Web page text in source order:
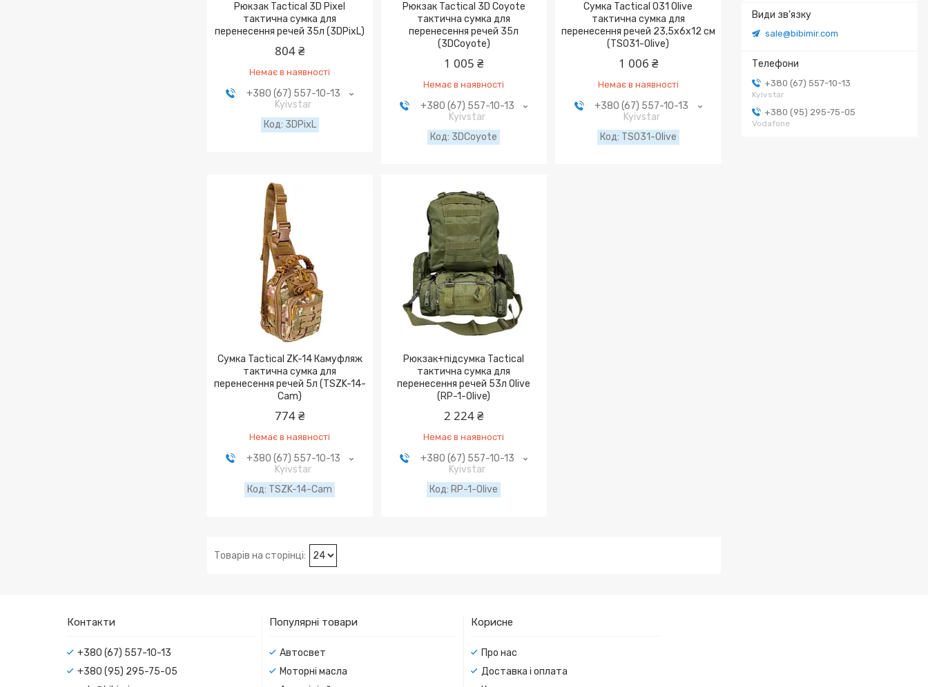
sale@bibimir.com
+380 (67) 557-10-13
Kyivstar
+380 (95) 295-75-05
Vodafone
Рюкзак Tactical 3D Pixel
тактична сумка для
перенесення речей 35л (3DPixL)
804 ₴
Немає в наявності
+380 (67) 557-10-13
Kyivstar
3DPixL
Рюкзак Tactical 3D Coyote
тактична сумка для
перенесення речей 35л
(3DCoyote)
1 005 ₴
Немає в наявності
+380 (67) 557-10-13
Kyivstar
3DCoyote
Сумка Tactical 031 Olive
тактична сумка для
перенесення речей 23,5х6х12 см
(TS031-Olive)
1 006 ₴
Немає в наявності
+380 (67) 557-10-13
Kyivstar
TS031-Olive
Сумка Tactical ZK-14 Камуфляж
тактична сумка для
перенесення речей 5л (TSZK-14-
Cam)
774 ₴
Немає в наявності
+380 (67) 557-10-13
Kyivstar
TSZK-14-Cam
Рюкзак+підсумка Tactical
тактична сумка для
перенесення речей 53л Olive
(RP-1-Olive)
2 224 ₴
Немає в наявності
+380 (67) 557-10-13
Kyivstar
RP-1-Olive
Контакти
+380 (67) 557-10-13
+380 (95) 295-75-05
Популярні товари
Автосвет
Моторні масла
Корисне
Про нас
Доставка і оплата